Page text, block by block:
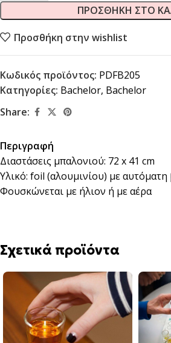
ΠΡΟΣΘΉΚΗ ΣΤΟ
Προσθήκη στην wishlist
Κωδικός προϊόντος: PDFB205
Κατηγορίες: Bachelor, Bachelor
Share:
Περιγραφή
Διαστάσεις μπαλονιού: 72 x 41 cm
Υλικό: foil (αλουμινίου) με
Φουσκώνεται με ήλιον ή με αέρα
Σχετικά προϊόντα